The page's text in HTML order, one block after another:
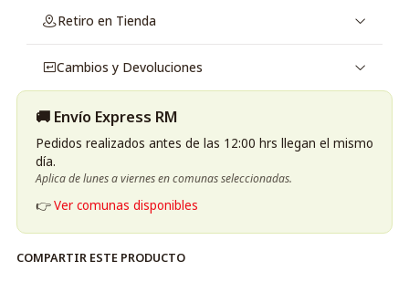
Retiro en Tienda
Cambios y Devoluciones
🚚 Envío Express RM
Pedidos realizados antes de las 12:00 hrs llegan el mismo
día.
Aplica de lunes a viernes en comunas seleccionadas.
👉Ver comunas disponibles
COMPARTIR ESTE PRODUCTO